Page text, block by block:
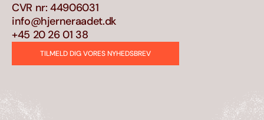
CVR nr: 44906031
info@hjerneraadet.dk
+45 20 26 01 38
TILMELD DIG VORES NYHEDSBREV